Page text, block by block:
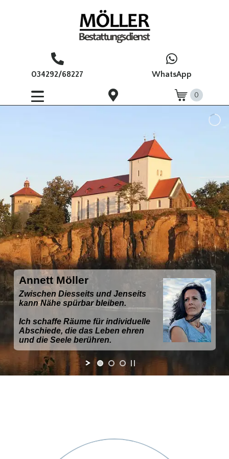
034292/68227 WhatsApp
0
Annett Möller
Zwischen Diesseits und Jenseits
kann Nähe spürbar bleiben.
Ich schaffe Räume für individuelle
Abschiede, die das Leben ehren
und die Seele berühren.